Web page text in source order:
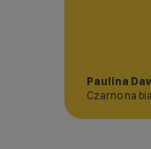
Paulina
Czarno na